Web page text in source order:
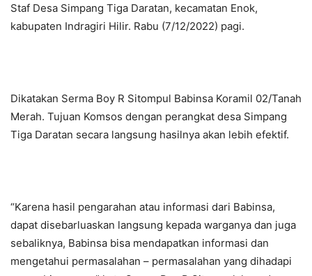
Staf Desa Simpang Tiga Daratan, kecamatan Enok,
kabupaten Indragiri Hilir. Rabu (7/12/2022) pagi.
Dikatakan Serma Boy R Sitompul Babinsa Koramil 02/Tanah
Merah. Tujuan Komsos dengan perangkat desa Simpang
Tiga Daratan secara langsung hasilnya akan lebih efektif.
“Karena hasil pengarahan atau informasi dari Babinsa,
dapat disebarluaskan langsung kepada warganya dan juga
sebaliknya, Babinsa bisa mendapatkan informasi dan
mengetahui permasalahan – permasalahan yang dihadapi